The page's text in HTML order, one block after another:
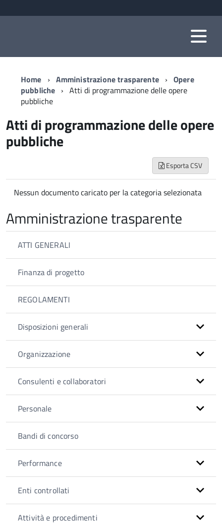
Home Amministrazione trasparente
Opere
pubbliche
Atti di programmazione delle opere
pubbliche
Atti di programmazione delle opere
pubbliche
Esporta CSV
Nessun documento caricato per la categoria selezionata
Amministrazione trasparente
ATTI GENERALI
Finanza di progetto
REGOLAMENTI
Disposizioni generali
Organizzazione
Consulenti e collaboratori
Personale
Bandi di concorso
Performance
Enti controllati
Attività e procedimenti